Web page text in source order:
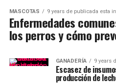
MASCOTAS 9 years de publicada esta
Enfermedades
los perros y cómo
GANADERÍA 9 years
Escasez de
producción de